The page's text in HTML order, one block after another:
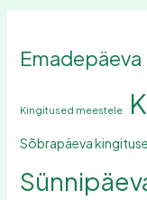
Kingitused meestele
Sõbrapäeva